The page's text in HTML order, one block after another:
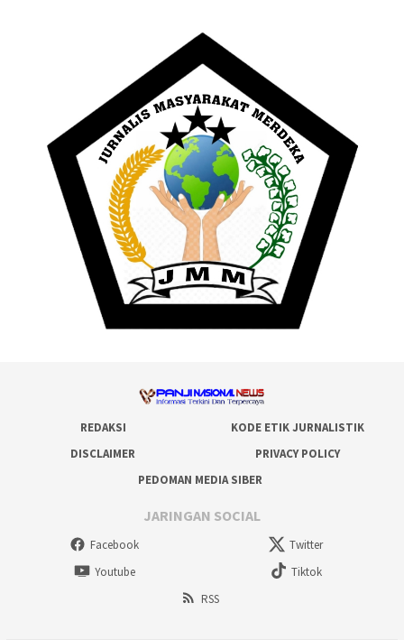
REDAKSI
KODE ETIK JURNALISTIK
DISCLAIMER
PRIVACY POLICY
PEDOMAN MEDIA SIBER
JARINGAN SOCIAL
Facebook
Twitter
Youtube
Tiktok
RSS